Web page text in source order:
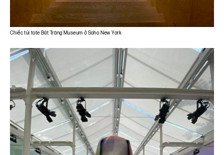
Chiếc túi tote Bát Tràng Museum ở Soho New York